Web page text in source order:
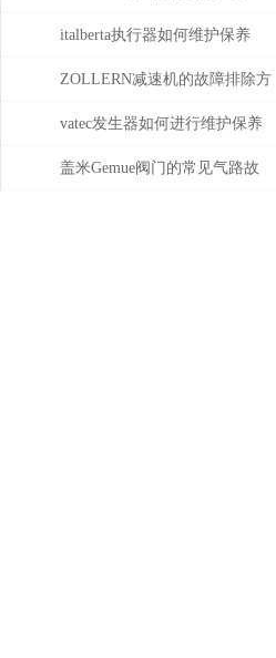
的，有哪些类型？
italberta执行器如何维护保养
ZOLLERN减速机的故障排除方
法有哪些
vatec发生器如何进行维护保养
盖米Gemue阀门的常见气路故